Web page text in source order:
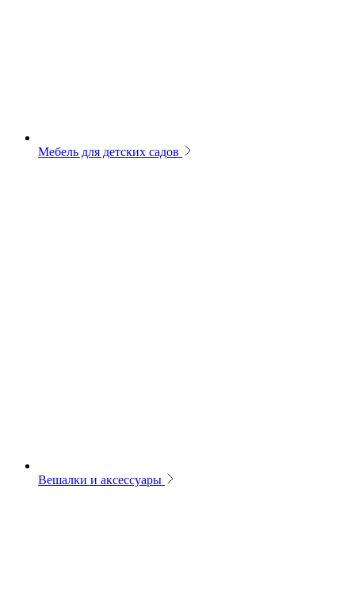
Мебель для детских садов
Вешалки и аксессуары